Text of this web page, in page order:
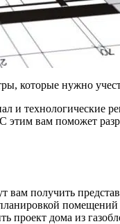
которые нужно
и технологические
вам поможет
получить
проект дома из